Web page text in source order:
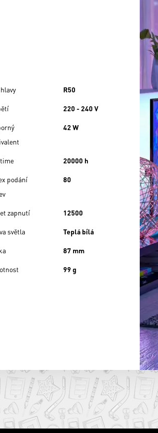
R50
220 - 240 V
42 W
20000 h
podání
80
zapnutí 12500
světla Teplá bílá
87 mm
99 g